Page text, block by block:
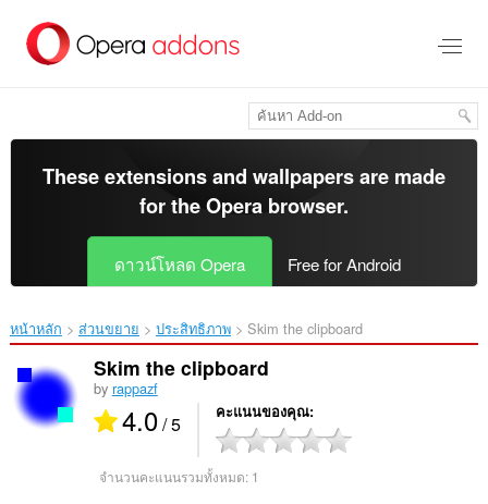
These extensions and wallpapers are made
for theOpera browser.
ดาวน์โหลด Opera Free for Android
หน้าหลัก ส่วนขยาย ประสิทธิภาพ Skim the clipboard‎
Skim the clipboard
by rappazf
4.0/ 5 คะแนนของคุณ
จำนวนคะแนนรวมทั้งหมด: 1